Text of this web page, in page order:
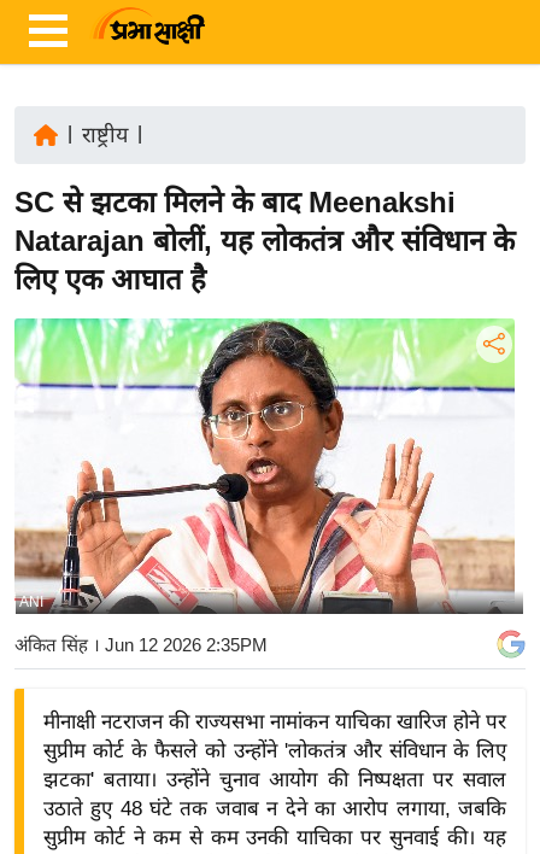
ज़ा
ख
ब
र
रा
ष्ट्री
ष्ट्री
य
बि
ज़
ने
द्यो
राष्ट्रीय|
SC से झटका मिलने के बाद Meenakshi
Natarajan बोलीं, यह लोकतंत्र और संविधान के
लिए एक आघात है
ANI
अंकित सिंह। Jun 12 2026 2:35PM
मीनाक्षी नटराजन की राज्यसभा नामांकन याचिका खारिज होने पर
सुप्रीम कोर्ट के फैसले को उन्होंने 'लोकतंत्र और संविधान के लिए
झटका' बताया। उन्होंने चुनाव आयोग की निष्पक्षता पर सवाल
उठाते हुए 48 घंटे तक जवाब न देने का आरोप लगाया, जबकि
सुप्रीम कोर्ट ने कम से कम उनकी याचिका पर सुनवाई की। यह